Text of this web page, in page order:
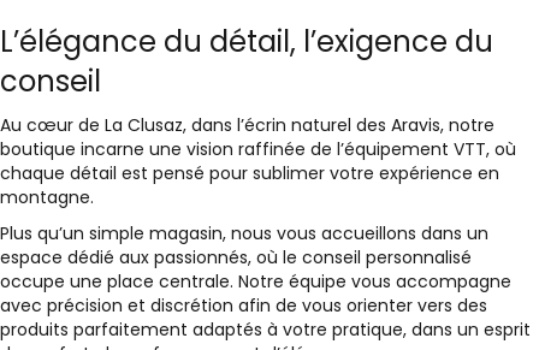
L’élégance du détail, l’exigence du
conseil
Au cœur de La Clusaz, dans l’écrin naturel des Aravis, notre
boutique incarne une vision raffinée de l’équipement VTT, où
chaque détail est pensé pour sublimer votre expérience en
montagne.
Plus qu’un simple magasin, nous vous accueillons dans un
espace dédié aux passionnés, où le conseil personnalisé
occupe une place centrale. Notre équipe vous accompagne
avec précision et discrétion afin de vous orienter vers des
produits parfaitement adaptés à votre pratique, dans un esprit